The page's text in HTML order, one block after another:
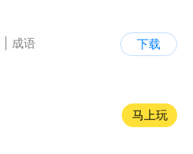
成语
下载
马上玩